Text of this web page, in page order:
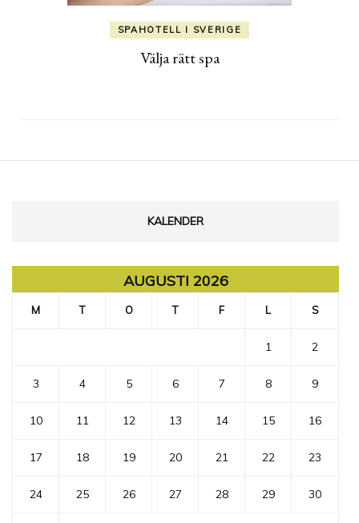
SPAHOTELL I SVERIGE
Välja rätt spa
KALENDER
AUGUSTI 2026
M T O T F L S
1 2
3 4 5 6 7 8 9
10 11 12 13 14 15 16
17 18 19 20 21 22 23
24 25 26 27 28 29 30